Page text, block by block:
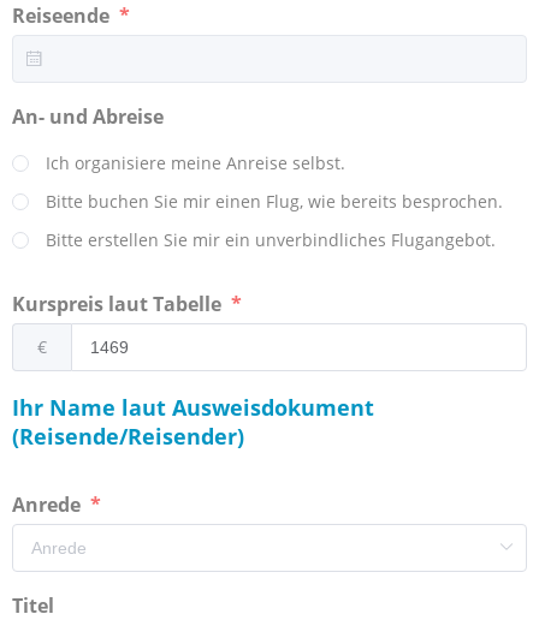
Reiseende
An- und Abreise
Ich organisiere meine Anreise selbst.
Bitte buchen Sie mir einen Flug, wie bereits besprochen.
Bitte erstellen Sie mir ein unverbindliches Flugangebot.
Kurspreis laut Tabelle
€
Ihr Name laut Ausweisdokument
(Reisende/Reisender)
Anrede
Titel